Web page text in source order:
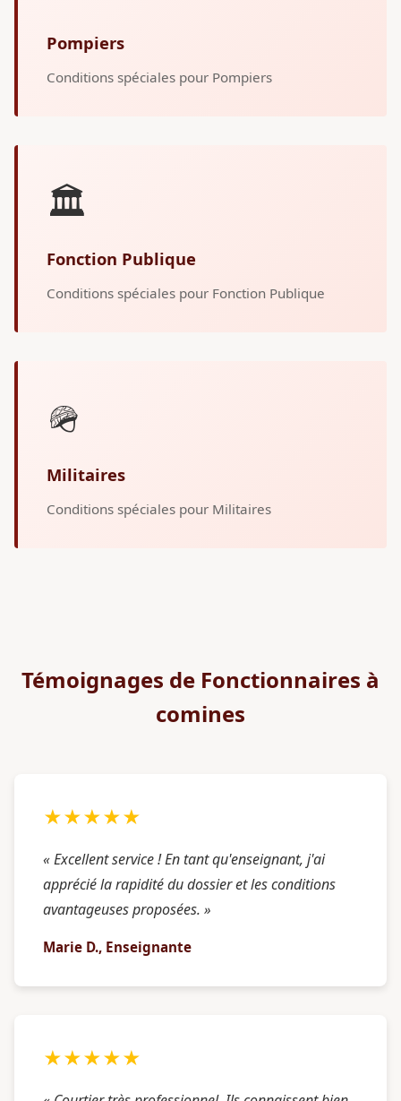
Pompiers
Conditions spéciales pour Pompiers
🏛️
Fonction Publique
Conditions spéciales pour Fonction Publique
🪖
Militaires
Conditions spéciales pour Militaires
Témoignages de Fonctionnaires à
comines
★★★★★
« Excellent service ! En tant qu'enseignant, j'ai
apprécié la rapidité du dossier et les conditions
avantageuses proposées. »
Marie D., Enseignante
★★★★★